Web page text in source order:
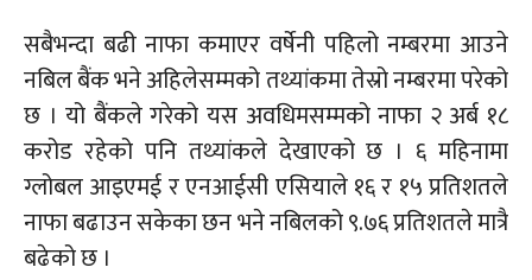
सबैभन्दा बढी नाफा कमाएर वर्षेनी पहिलो नम्बरमा आउने
नबिल बैंक भने अहिलेसम्मको तथ्यांकमा तेस्रो नम्बरमा परेको
छ । यो बैंकले गरेको यस अवधिमसम्मको नाफा २ अर्ब १८
करोड रहेको पनि तथ्यांकले देखाएको छ । ६ महिनामा
ग्लोबल आइएमई र एनआईसी एसियाले १६ र १५ प्रतिशतले
नाफा बढाउन सकेका छन भने नबिलको ९.७६ प्रतिशतले मात्रै
बढेको छ ।